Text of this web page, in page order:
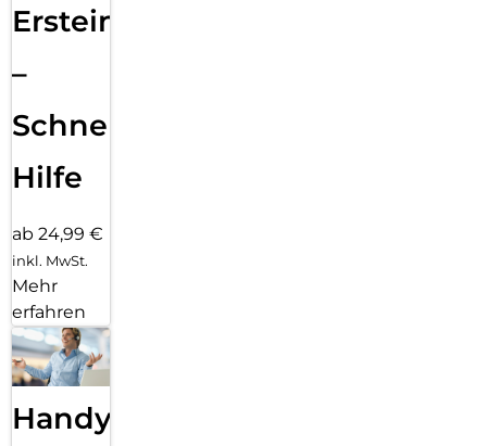
Ersteinrichtung
–
Schnelle
Hilfe
ab 24,99 €
inkl. MwSt.
Mehr
erfahren
Handy